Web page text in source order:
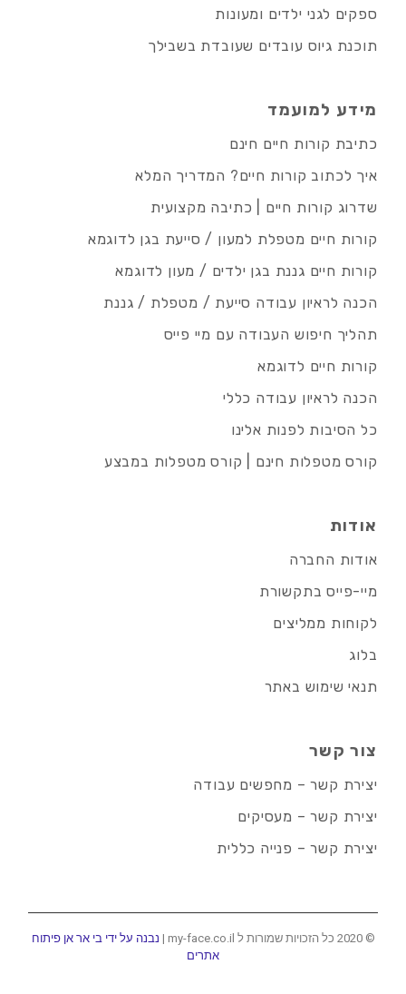
ספקים לגני ילדים ומעונות
תוכנת גיוס עובדים שעובדת בשבילך
מידע למועמד
כתיבת קורות חיים חינם
איך לכתוב קורות חיים? המדריך המלא
שדרוג קורות חיים | כתיבה מקצועית
קורות חיים מטפלת למעון / סייעת בגן לדוגמא
קורות חיים גננת בגן ילדים / מעון לדוגמא
הכנה לראיון עבודה סייעת / מטפלת / גננת
תהליך חיפוש העבודה עם מיי פייס
קורות חיים לדוגמא
הכנה לראיון עבודה כללי
כל הסיבות לפנות אלינו
קורס מטפלות חינם | קורס מטפלות במבצע
אודות
אודות החברה
מיי-פייס בתקשורת
לקוחות ממליצים
בלוג
תנאי שימוש באתר
צור קשר
יצירת קשר – מחפשים עבודה
יצירת קשר – מעסיקים
יצירת קשר – פנייה כללית
© 2020 כל הזכויות שמורות ל my-face.co.il |
נבנה על ידי בי אר אן פיתוח
אתרים